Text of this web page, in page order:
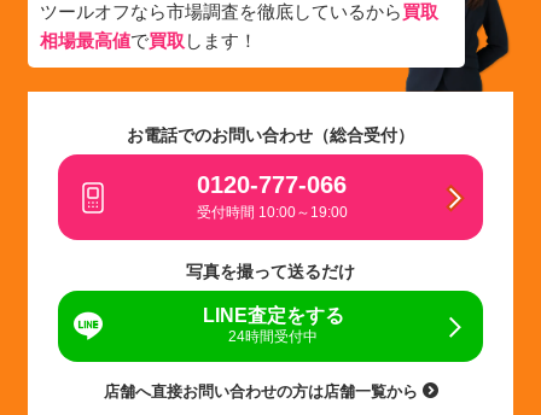
ツールオフなら市場調査を徹底しているから買取
相場最高値で買取 します！
お電話でのお問い合わせ（総合受付）
0120-777-066
受付時間 10:00～19:00
写真を撮って送るだけ
LINE査定をする
24時間受付中
店舗へ直接お問い合わせの方は店舗一覧から